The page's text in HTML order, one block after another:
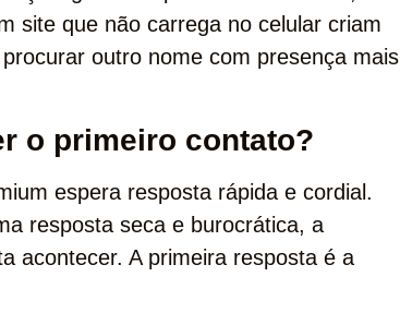
site que não carrega no celular criam
outro nome com presença mais
o primeiro contato?
espera resposta rápida e cordial.
resposta seca e burocrática, a
acontecer. A primeira resposta é a